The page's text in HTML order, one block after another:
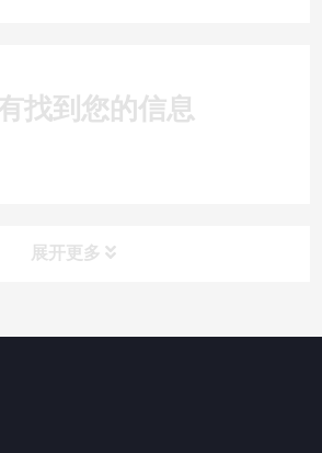
找到您的信息
展开更多
搜索
目